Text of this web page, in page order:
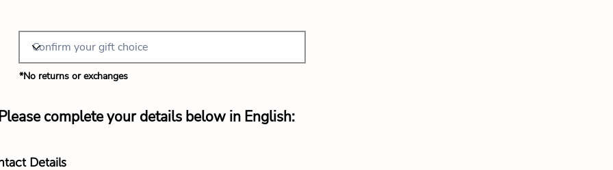
*No returns or exchanges
complete your details below in English:
Details